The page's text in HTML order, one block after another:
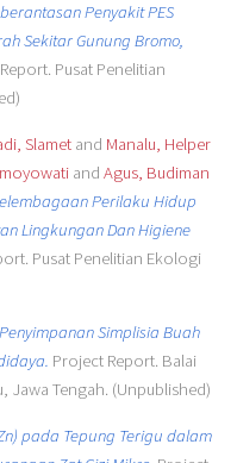
Penyakit PES
Sekitar Gunung Bromo,
Pusat Penelitian
Slametand Manalu, Helper
and Agus, Budiman
Perilaku Hidup
Lingkungan Dan Higiene
Pusat Penelitian Ekologi
Simplisia Buah
Project Report. Balai
Jawa Tengah. (Unpublished)
pada Tepung Terigu dalam